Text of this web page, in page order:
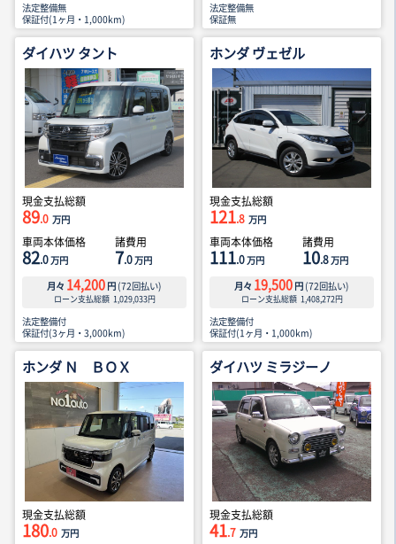
法定整備無
保証付(1ヶ月・1,000km)
法定整備無
保証無
ダイハツ タント
現金支払総額
89.0 万円
車両本体価格
82.0万円
諸費用
7.0万円
月々 14,200 円 (72回払い)
ローン支払総額 1,029,033円
法定整備付
保証付(3ヶ月・3,000km)
ホンダ ヴェゼル
現金支払総額
121.8 万円
車両本体価格
111.0万円
諸費用
10.8万円
月々 19,500 円 (72回払い)
ローン支払総額 1,408,272円
法定整備付
保証付(1ヶ月・1,000km)
ホンダ Ｎ ＢＯＸ
現金支払総額
180.0 万円
ダイハツ ミラジーノ
現金支払総額
41.7 万円